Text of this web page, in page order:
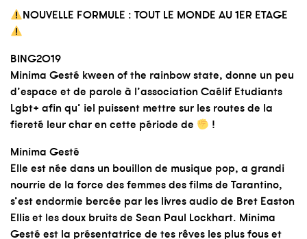
NOUVELLE FORMULE : TOUT LE MONDE AU 1ER ETAGE
BING2O19
Minima Gesté kween of the rainbow state, donne un peu
d’espace et de parole à l’association Caélif Etudiants
Lgbt+ afin qu’ iel puissent mettre sur les routes de la
fiereté leur char en cette période de
!
Minima Gesté
Elle est née dans un bouillon de musique pop, a grandi
nourrie de la force des femmes des films de Tarantino,
s’est endormie bercée par les livres audio de Bret Easton
Ellis et les doux bruits de Sean Paul Lockhart. Minima
Gesté est la présentatrice de tes rêves les plus fous et